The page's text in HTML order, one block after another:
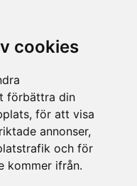
cookies
förbättra din
för att visa
annonser,
och för
kommer ifrån.